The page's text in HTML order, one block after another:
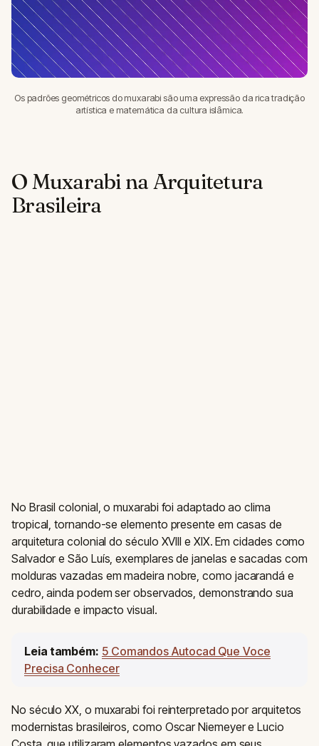
Os padrões geométricos do muxarabi são uma expressão da rica tradição
artística e matemática da cultura islâmica.
O Muxarabi na Arquitetura
Brasileira
No Brasil colonial, o muxarabi foi adaptado ao clima
tropical, tornando-se elemento presente em casas de
arquitetura colonial do século XVIII e XIX. Em cidades como
Salvador e São Luís, exemplares de janelas e sacadas com
molduras vazadas em madeira nobre, como jacarandá e
cedro, ainda podem ser observados, demonstrando sua
durabilidade e impacto visual.
Leia também: 5 Comandos Autocad Que Voce
Precisa Conhecer
No século XX, o muxarabi foi reinterpretado por arquitetos
modernistas brasileiros, como Oscar Niemeyer e Lucio